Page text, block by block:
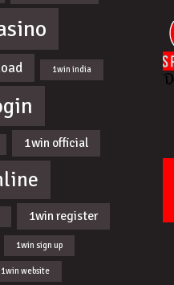
1win india
1win official
1win register
1win sign up
1win website